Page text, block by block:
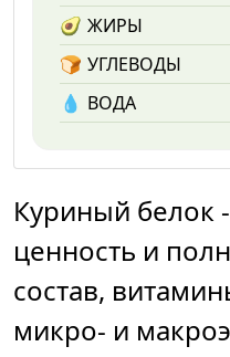
🥑 ЖИРЫ
🍞 УГЛЕВОДЫ
💧️ ВОДА
Куриный белок
ценность и
состав,
микро- и